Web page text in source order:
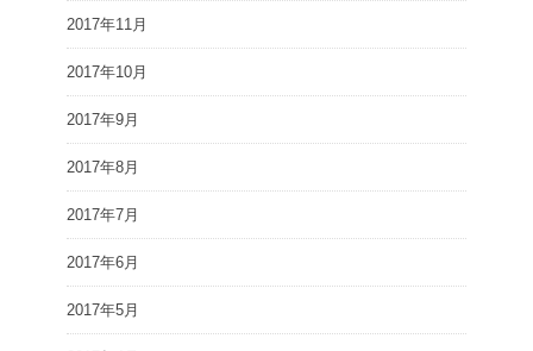
2017年11月
2017年10月
2017年9月
2017年8月
2017年7月
2017年6月
2017年5月